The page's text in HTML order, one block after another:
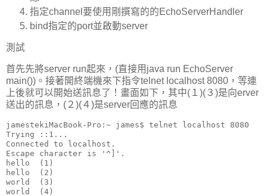
指定channel要使用剛撰寫的的EchoServerHandler
bind指定的port並啟動server
測試
首先先將server run起來，(直接用java run EchoServer
main())。接著開終端機來下指令telnet localhost 8080，等連
上後就可以開始送訊息了！畫面如下，其中(１)(３)是向erver
送出的訊息，(２)(４)是server回應的訊息
jamestekiMacBook-Pro:~ james$ telnet localhost 8080
Trying ::1...
Connected to localhost.
Escape character is '^]'.
hello  (1)
hello  (2)
world  (3)